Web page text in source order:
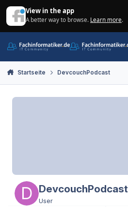
View in the app
A better way to browse. Learn more.
Startseite DevcouchPodcast
DevcouchPodcast
User